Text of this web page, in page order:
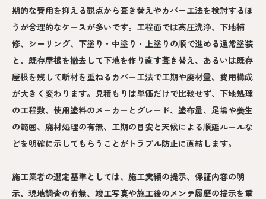
期的な費用を抑える観点から葺き替えやカバー工法を検討するほ
うが合理的なケースが多いです。工程面では高圧洗浄、下地補
修、シーリング、下塗り・中塗り・上塗りの順で進める通常塗装
と、既存屋根を撤去して下地を作り直す葺き替え、あるいは既存
屋根を残して新材を重ねるカバー工法で工期や廃材量、費用構成
が大きく変わります。見積もりは単価だけで比較せず、下地処理
の工程数、使用塗料のメーカーとグレード、塗布量、足場や養生
の範囲、廃材処理の有無、工期の目安と天候による順延ルールな
どを明確に示してもらうことがトラブル防止に直結します。
施工業者の選定基準としては、施工実績の提示、保証内容の明
示、現地調査の有無、竣工写真や施工後のメンテ履歴の提示を重